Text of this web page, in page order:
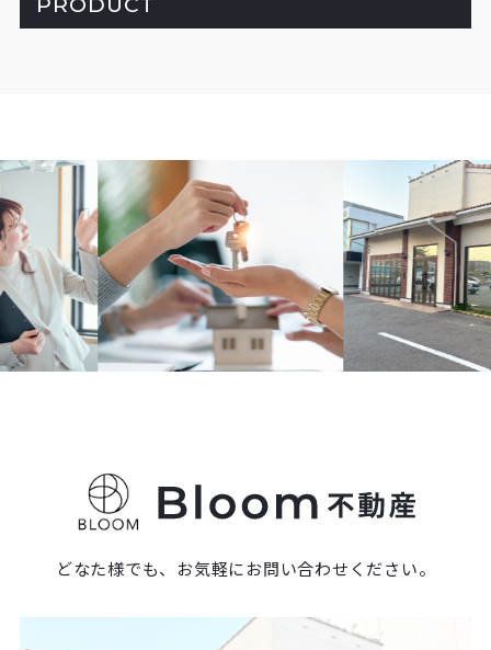
PRODUCT
どなた様でも、お気軽にお問い合わせください。